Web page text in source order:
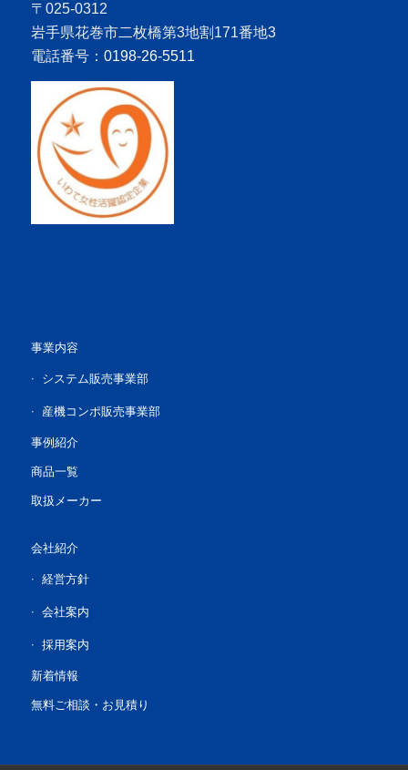
〒025-0312
岩手県花巻市二枚橋第3地割171番地3
電話番号： 0198-26-5511
事業内容
システム販売事業部
産機コンポ販売事業部
事例紹介
商品一覧
取扱メーカー
会社紹介
経営方針
会社案内
採用案内
新着情報
無料ご相談・お見積り